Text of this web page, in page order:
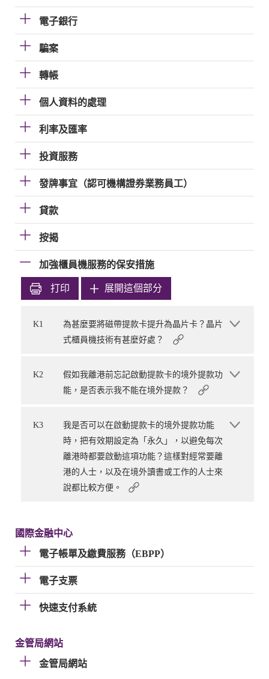
電子銀行
騙案
轉帳
個人資料的處理
利率及匯率
投資服務
發牌事宜（認可機構證券業務員工）
貸款
按揭
加強櫃員機服務的保安措施
打印 展開這個部分
K1
為甚麼要將磁帶提款卡提升為晶片卡？晶片
式櫃員機技術有甚麼好處？
K2
假如我離港前忘記啟動提款卡的境外提款功
能，是否表示我不能在境外提款？
K3
我是否可以在啟動提款卡的境外提款功能
時，把有效期設定為「永久」，以避免每次
離港時都要啟動這項功能？這樣對經常要離
港的人士，以及在境外讀書或工作的人士來
說都比較方便。
國際金融中心
電子帳單及繳費服務（EBPP）
電子支票
快速支付系統
金管局網站
金管局網站